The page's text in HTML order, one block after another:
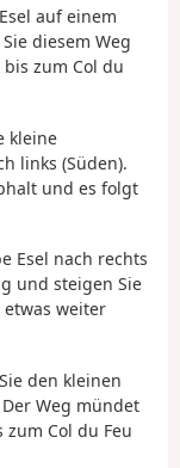
auf einem
diesem Weg
zum Col du
kleine
links (Süden).
und es folgt
Esel nach rechts
und steigen Sie
weiter
den kleinen
Weg mündet
Col du Feu